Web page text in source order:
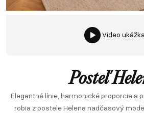
Video ukážka
Posteľ
Elegantné línie, harmonické proporcie a
robia z postele Helena nadčasový